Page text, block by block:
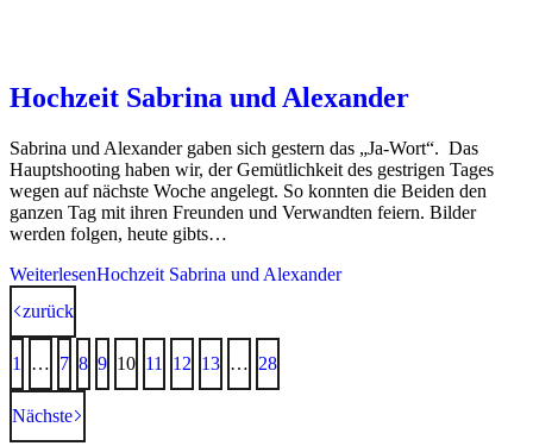
Hochzeit Sabrina und Alexander
Sabrina und Alexander gaben sich gestern das „Ja-Wort“. Das
Hauptshooting haben wir, der Gemütlichkeit des gestrigen Tages
wegen auf nächste Woche angelegt. So konnten die Beiden den
ganzen Tag mit ihren Freunden und Verwandten feiern. Bilder
werden folgen, heute gibts…
WeiterlesenHochzeit Sabrina und Alexander
zurück
1 … 7 8 9 10 11 12 13 … 28
Nächste